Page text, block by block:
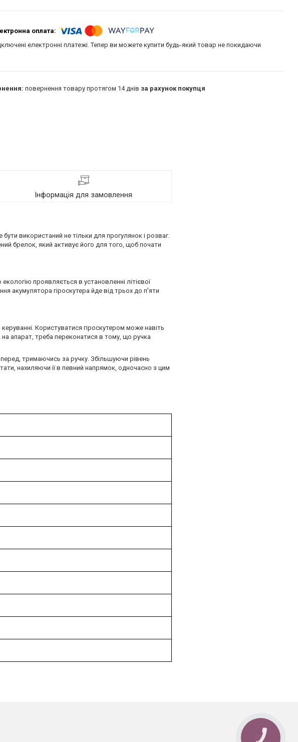
електронні платежі. Тепер ви можете купити будь-який товар не покидаючи
повернення товару протягом 14 днів за рахунок покупця
Інформація для замовлення
використаний не тільки для прогулянок і розваг.
брелок, який активує його для того, щоб почати
проявляється в установленні літієвої
акумулятора гіроскутера йде від трьох до п'яти
Користуватися гіроскутером може навіть
апарат, треба переконатися в тому, що ручка
тримаючись за ручку. Збільшуючи рівень
нахиляючи її в певний напрямок, одночасно з цим
КНОПКА
ЗВ'ЯЗКУ